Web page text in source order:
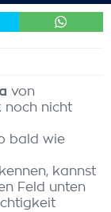
von
noch nicht
bald wie
kannst
Feld unten